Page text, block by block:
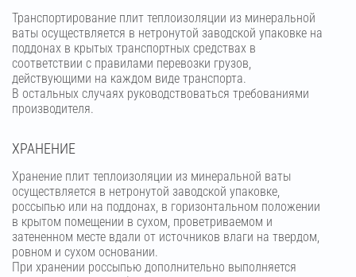
Транспортирование плит теплоизоляции из минеральной
ваты осуществляется в нетронутой заводской упаковке на
поддонах в крытых транспортных средствах в
соответствии с правилами перевозки грузов,
действующими на каждом виде транспорта.
В остальных случаях руководствоваться требованиями
производителя.
ХРАНЕНИЕ
Хранение плит теплоизоляции из минеральной ваты
осуществляется в нетронутой заводской упаковке,
россыпью или на поддонах, в горизонтальном положении
в крытом помещении в сухом, проветриваемом и
затененном месте вдали от источников влаги на твердом,
ровном и сухом основании.
При хранении россыпью дополнительно выполняется